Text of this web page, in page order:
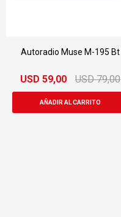
Autoradio Muse M-195 Bt
USD 59,00 USD 79,00